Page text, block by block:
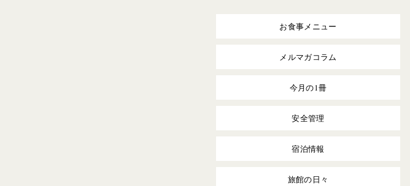
お食事メニュー
メルマガコラム
今月の1冊
安全管理
宿泊情報
旅館の日々